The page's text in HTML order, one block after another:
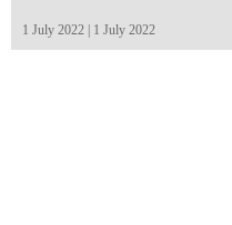
1 July 2022 | 1 July 2022